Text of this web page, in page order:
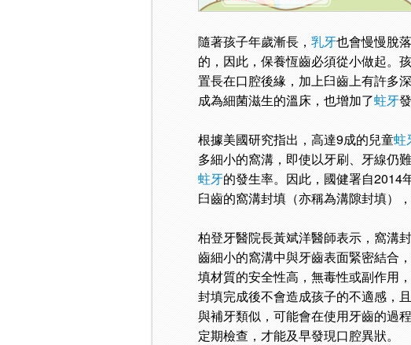
隨著孩子年歲漸長，乳牙也會慢慢脫
的，因此，保養恆齒必須從小做起。
置長在口腔後緣，加上臼齒上有許多
成為細菌滋生的溫床，也增加了蛀牙
根據美國研究指出，高達9成的兒童蛀
多細小的窩溝，即使以牙刷、牙線仍
蛀牙的發生率。因此，國健署自2014
臼齒的窩溝封填（亦稱為溝隙封填）
柏登牙醫院長黃斌洋醫師表示，窩溝
齒細小的窩溝中與牙齒表面緊密結合
填材質的安全性高，無毒性或副作用
封填完成後不會造成孩子的不適感，
與補牙類似，可能會在使用牙齒的過
定期檢查，才能及早發現口腔異狀。